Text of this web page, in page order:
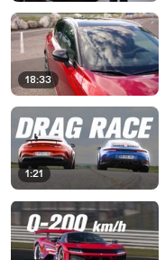
18:33
1:21